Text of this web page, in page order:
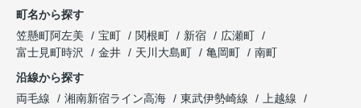
町名から探す
笠懸町阿左美
宝町 関根町 新宿
広瀬町
富士見町時沢
金井 天川大島町 亀岡町
南町
沿線から探す
両毛線
湘南新宿ライン高海 東武伊勢崎線
上越線